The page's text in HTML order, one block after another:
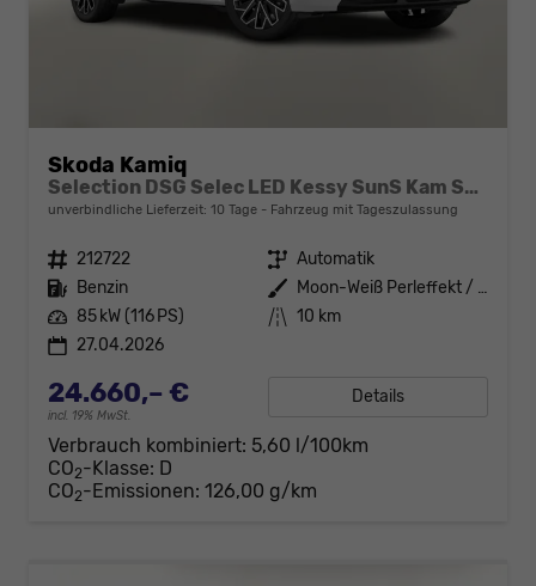
Skoda Kamiq
Selection DSG Selec LED Kessy SunS Kam SHZ Temp PDC
unverbindliche Lieferzeit: 10 Tage Fahrzeug mit Tageszulassung
Fahrzeugnr. 212722 Getriebe Automatik
Kraftstoff Benzin Außenfarbe
Moon-Weiß Perleffekt / Dach in B
Leistung 85 kW (116 PS) Kilometerstand 10 km
27.04.2026
24.660,– €
incl. 19% MwSt.
Details
Verbrauch kombiniert: 5,60 l/100km
CO2-Klasse: D
CO2-Emissionen: 126,00 g/km